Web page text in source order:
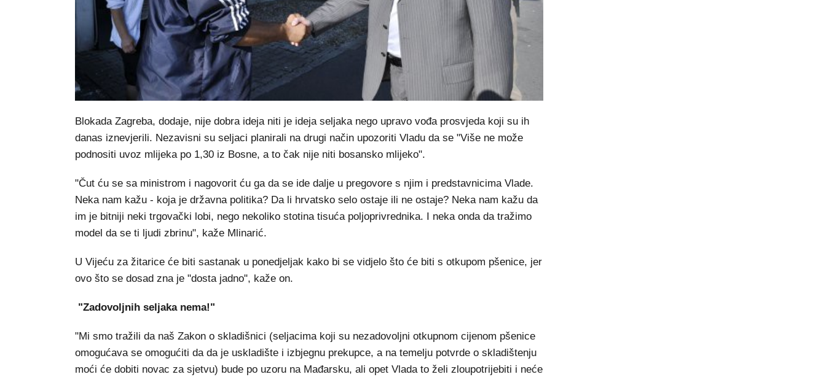
Blokada Zagreba, dodaje, nije dobra ideja niti je ideja seljaka nego upravo vođa prosvjeda koji su ih
danas iznevjerili. Nezavisni su seljaci planirali na drugi način upozoriti Vladu da se "Više ne može
podnositi uvoz mlijeka po 1,30 iz Bosne, a to čak nije niti bosansko mlijeko".
"Čut ću se sa ministrom i nagovorit ću ga da se ide dalje u pregovore s njim i predstavnicima Vlade.
Neka nam kažu - koja je državna politika? Da li hrvatsko selo ostaje ili ne ostaje? Neka nam kažu da
im je bitniji neki trgovački lobi, nego nekoliko stotina tisuća poljoprivrednika. I neka onda da tražimo
model da se ti ljudi zbrinu", kaže Mlinarić.
U Vijeću za žitarice će biti sastanak u ponedjeljak kako bi se vidjelo što će biti s otkupom pšenice, jer
ovo što se dosad zna je "dosta jadno", kaže on.
"Zadovoljnih seljaka nema!"
"Mi smo tražili da naš Zakon o skladišnici (seljacima koji su nezadovoljni otkupnom cijenom pšenice
omogućava se omogućiti da da je uskladište i izbjegnu prekupce, a na temelju potvrde o skladištenju
moći će dobiti novac za sjetvu) bude po uzoru na Mađarsku, ali opet Vlada to želi zloupotrijebiti i neće